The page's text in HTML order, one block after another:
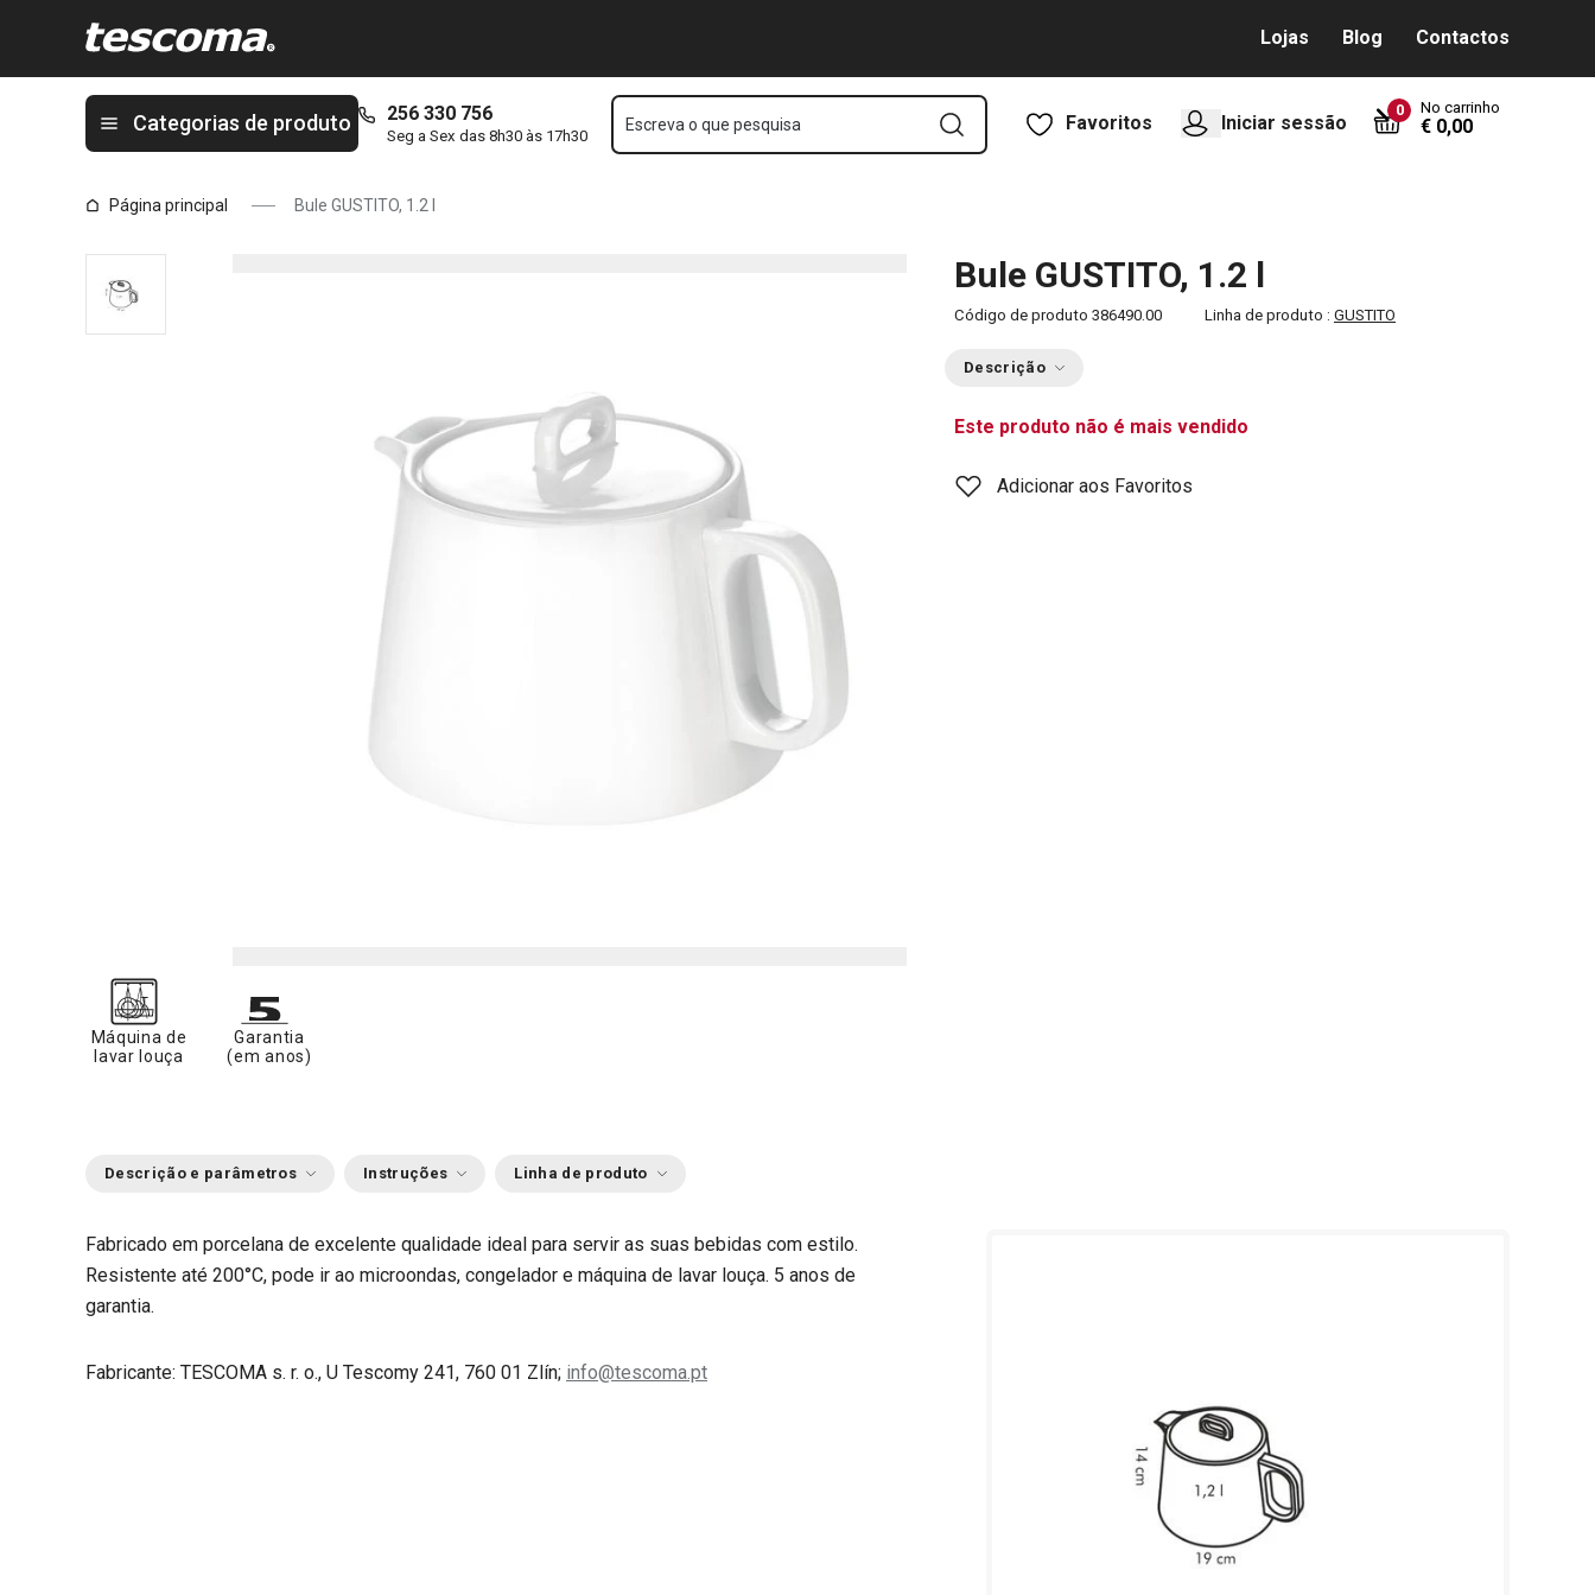
Lojas Blog Contactos
Categorias de produto 256 330 756
Seg a Sex das 8h30 às 17h30
Escreva o que pesquisa Favoritos Iniciar sessão
0 No carrinho
€ 0,00
Página principal Bule GUSTITO, 1.2 l
Bule GUSTITO, 1.2 l
Código de produto 386490.00 Linha de produto : GUSTITO
Descrição
Este produto não é mais vendido
Adicionar aos Favoritos
Máquina de
lavar louça
Garantia
(em anos)
Descrição e parâmetros Instruções Linha de produto
Fabricado em porcelana de excelente qualidade ideal para servir as suas bebidas com estilo.
Resistente até 200°C, pode ir ao microondas, congelador e máquina de lavar louça. 5 anos de
garantia.
Fabricante: TESCOMA s. r. o., U Tescomy 241, 760 01 Zlín; info@tescoma.pt